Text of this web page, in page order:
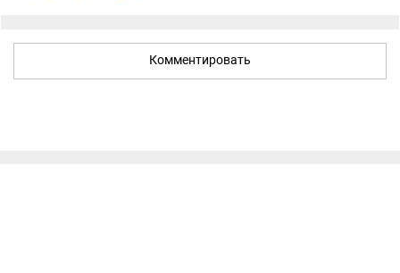
Комментировать